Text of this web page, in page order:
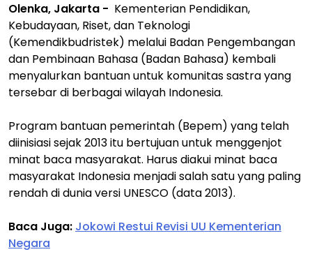
Olenka, Jakarta - Kementerian Pendidikan,
Kebudayaan, Riset, dan Teknologi
(Kemendikbudristek) melalui Badan Pengembangan
dan Pembinaan Bahasa (Badan Bahasa) kembali
menyalurkan bantuan untuk komunitas sastra yang
tersebar di berbagai wilayah Indonesia.
Program bantuan pemerintah (Bepem) yang telah
diinisiasi sejak 2013 itu bertujuan untuk menggenjot
minat baca masyarakat. Harus diakui minat baca
masyarakat Indonesia menjadi salah satu yang paling
rendah di dunia versi UNESCO (data 2013).
Baca Juga: Jokowi Restui Revisi UU Kementerian
Negara